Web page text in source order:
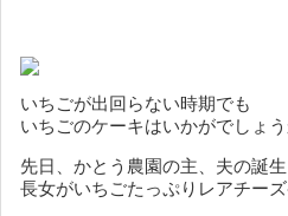
いちごが出回らない時期でも
いちごのケーキはいかがでしょ
先日、かとう農園の主、夫の誕
長女がいちごたっぷりレアチー